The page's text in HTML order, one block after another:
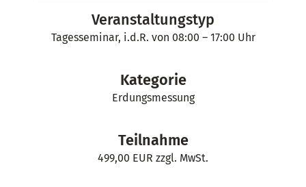
Veranstaltungstyp
Tagesseminar, i.d.R. von 08:00 – 17:00 Uhr
Kategorie
Erdungsmessung
Teilnahme
499,00 EUR zzgl. MwSt.